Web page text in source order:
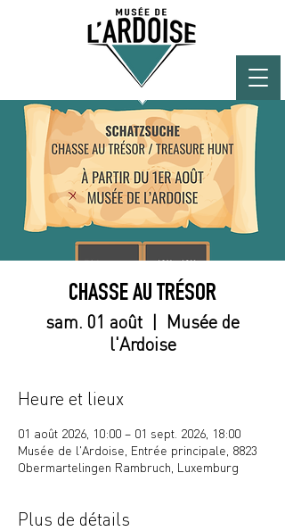
CHASSE AU TRÉSOR
sam. 01 août
  |
Musée de
l'Ardoise
Heure et lieux
01 août 2026, 10:00 – 01 sept. 2026, 18:00
Musée de l'Ardoise, Entrée principale, 8823
Obermartelingen Rambruch, Luxemburg
Plus de détails